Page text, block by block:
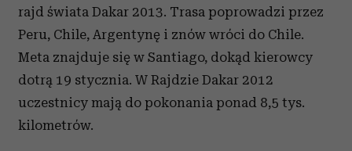
rajd świata Dakar 2013. Trasa poprowadzi przez
Peru, Chile, Argentynę i znów wróci do Chile.
Meta znajduje się w Santiago, dokąd kierowcy
dotrą 19 stycznia. W Rajdzie Dakar 2012
uczestnicy mają do pokonania ponad 8,5 tys.
kilometrów.